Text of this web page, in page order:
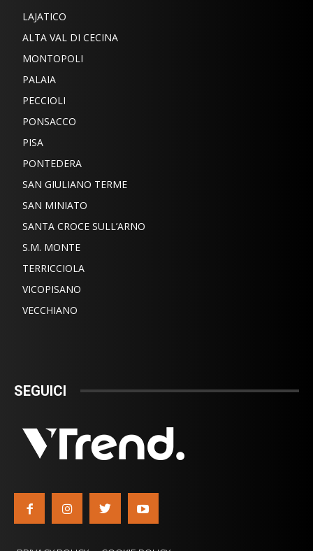
LAJATICO
ALTA VAL DI CECINA
MONTOPOLI
PALAIA
PECCIOLI
PONSACCO
PISA
PONTEDERA
SAN GIULIANO TERME
SAN MINIATO
SANTA CROCE SULL’ARNO
S.M. MONTE
TERRICCIOLA
VICOPISANO
VECCHIANO
SEGUICI